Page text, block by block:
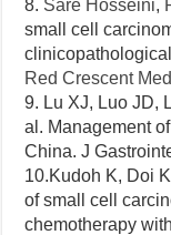
8. Sare Hosseini,
small cell
Red Crescent
9. Lu XJ, Luo JD,
al. Management
China.J
10.Kudoh K, Doi
of small cell
chemotherapy